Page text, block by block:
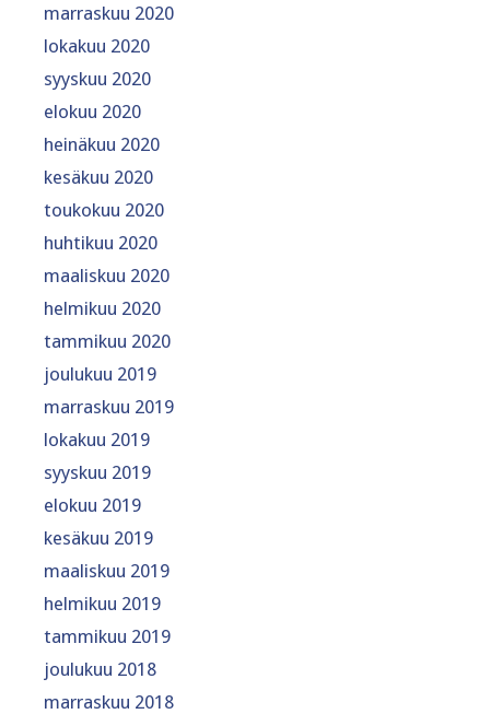
marraskuu 2020
lokakuu 2020
syyskuu 2020
elokuu 2020
heinäkuu 2020
kesäkuu 2020
toukokuu 2020
huhtikuu 2020
maaliskuu 2020
helmikuu 2020
tammikuu 2020
joulukuu 2019
marraskuu 2019
lokakuu 2019
syyskuu 2019
elokuu 2019
kesäkuu 2019
maaliskuu 2019
helmikuu 2019
tammikuu 2019
joulukuu 2018
marraskuu 2018